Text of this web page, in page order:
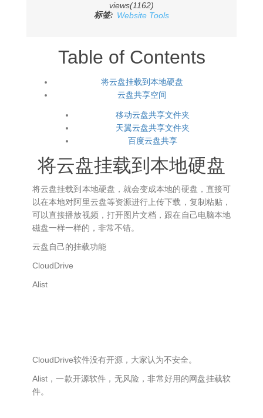
views(1162)
标签: Website Tools
Table of Contents
将云盘挂载到本地硬盘
云盘共享空间
移动云盘共享文件夹
天翼云盘共享文件夹
百度云盘共享
将云盘挂载到本地硬盘
将云盘挂载到本地硬盘，就会变成本地的硬盘，直接可
以在本地对阿里云盘等资源进行上传下载，复制粘贴，
可以直接播放视频，打开图片文档，跟在自己电脑本地
磁盘一样一样的，非常不错。
云盘自己的挂载功能
CloudDrive
Alist
CloudDrive软件没有开源，大家认为不安全。
Alist，一款开源软件，无风险，非常好用的网盘挂载软
件。